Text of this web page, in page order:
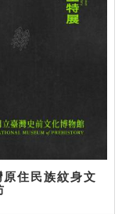
原住民族紋身文